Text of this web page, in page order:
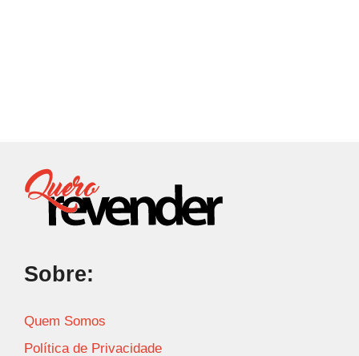
Sobre:
Quem Somos
Política de Privacidade